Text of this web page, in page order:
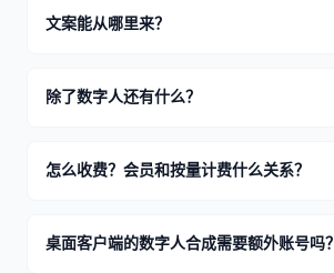
文案能从哪里来？
除了数字人还有什么？
怎么收费？会员和按量计费什么关系？
桌面客户端的数字人合成需要额外账号吗？